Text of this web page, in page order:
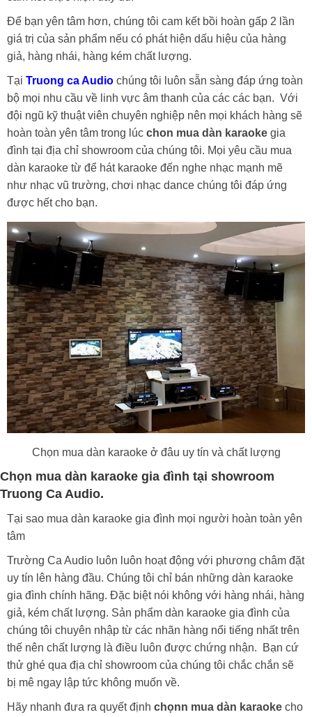
Để bạn yên tâm hơn, chúng tôi cam kết bồi hoàn gấp 2 lần
giá trị của sản phẩm nếu có phát hiện dấu hiệu của hàng
giả, hàng nhái, hàng kém chất lượng.
Tại Truong ca Audio chúng tôi luôn sẵn sàng đáp ứng toàn
bộ mọi nhu cầu về linh vực âm thanh của các các bạn. Với
đội ngũ kỹ thuật viên chuyên nghiệp nên mọi khách hàng sẽ
hoàn toàn yên tâm trong lúc chon mua dàn karaoke gia
đình tại địa chỉ showroom của chúng tôi. Mọi yêu cầu mua
dàn karaoke từ để hát karaoke đến nghe nhạc mạnh mẽ
như nhạc vũ trường, chơi nhạc dance chúng tôi đáp ứng
được hết cho bạn.
Chọn mua dàn karaoke ở đâu uy tín và chất lượng
Chọn mua dàn karaoke gia đình tại showroom
Truong Ca Audio.
Tại sao mua dàn karaoke gia đình mọi người hoàn toàn yên
tâm
Trường Ca Audio luôn luôn hoạt động với phương châm đặt
uy tín lên hàng đầu. Chúng tôi chỉ bán những dàn karaoke
gia đình chính hãng. Đặc biệt nói không với hàng nhái, hàng
giả, kém chất lượng. Sản phẩm dàn karaoke gia đình của
chúng tôi chuyên nhập từ các nhãn hàng nổi tiếng nhất trên
thế nên chất lượng là điều luôn được chứng nhận. Bạn cứ
thử ghé qua địa chỉ showroom của chúng tôi chắc chắn sẽ
bị mê ngay lập tức không muốn về.
Hãy nhanh đưa ra quyết định chọnn mua dàn karaoke cho